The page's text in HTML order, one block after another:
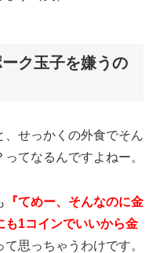
ク玉子を嫌うの
、せっかくの外食でそん
てなるんですよねー。
『てめー、そんなのに金
も1コインでいいから金
て思っちゃうわけです。